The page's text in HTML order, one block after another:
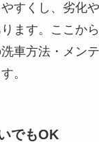
すくし、劣化
ます。ここか
車方法・メン
。
でもOK